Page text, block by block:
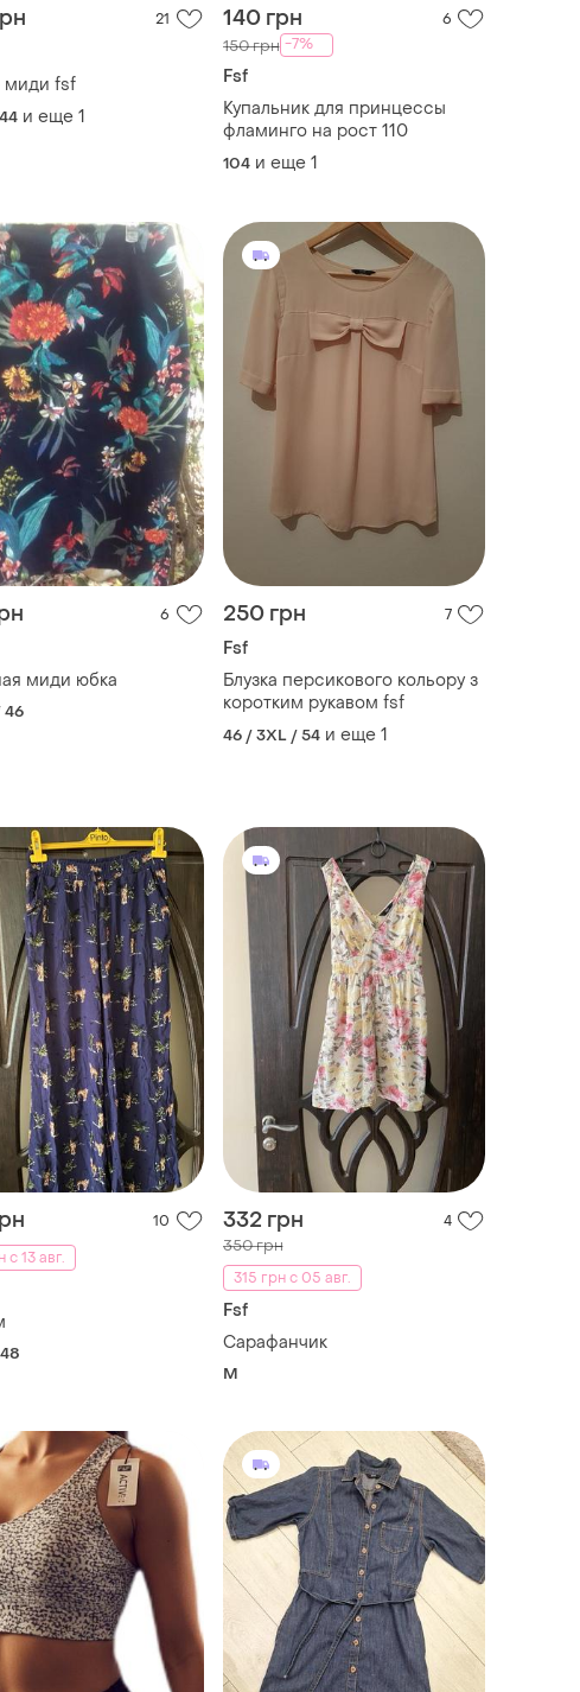
21
миди fsf
и еще 1
140 грн 6
150 грн -7%
Fsf
Купальник для принцессы
фламинго на рост 110
104 и еще 1
6
миди юбка
46
250 грн 7
Fsf
Блузка персикового кольору з
коротким рукавом fsf
46 / 3XL / 54 и еще 1
10
с 13 авг.
332 грн 4
350 грн
315 грн с 05 авг.
Fsf
Сарафанчик
M